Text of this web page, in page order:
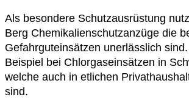
Als besondere Schutzausrüstung
Berg Chemikalienschutzanzüge die
Gefahrguteinsätzen unerlässlich
Beispiel bei Chlorgaseinsätzen in
welche auch in etlichen
sind.